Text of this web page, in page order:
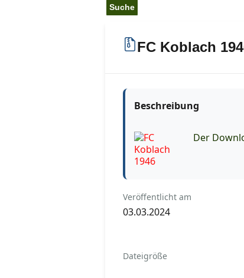
FC Koblach
Beschreibung
Der
Veröffentlicht am
03.03.2024
Dateigröße